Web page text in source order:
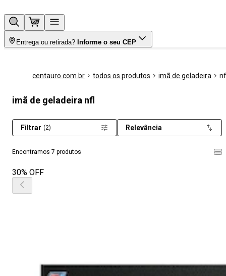
Entrega ou retirada? Informe o seu CEP
centauro.com.br todos os produtos imã de geladeira
imã de geladeira nfl
Encontramos 7 produtos
Filtrar (2) Relevância
30% OFF